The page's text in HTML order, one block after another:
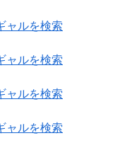
ャルを検索
ャルを検索
ャルを検索
ャルを検索